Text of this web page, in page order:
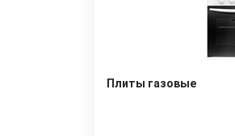
Плиты газовые